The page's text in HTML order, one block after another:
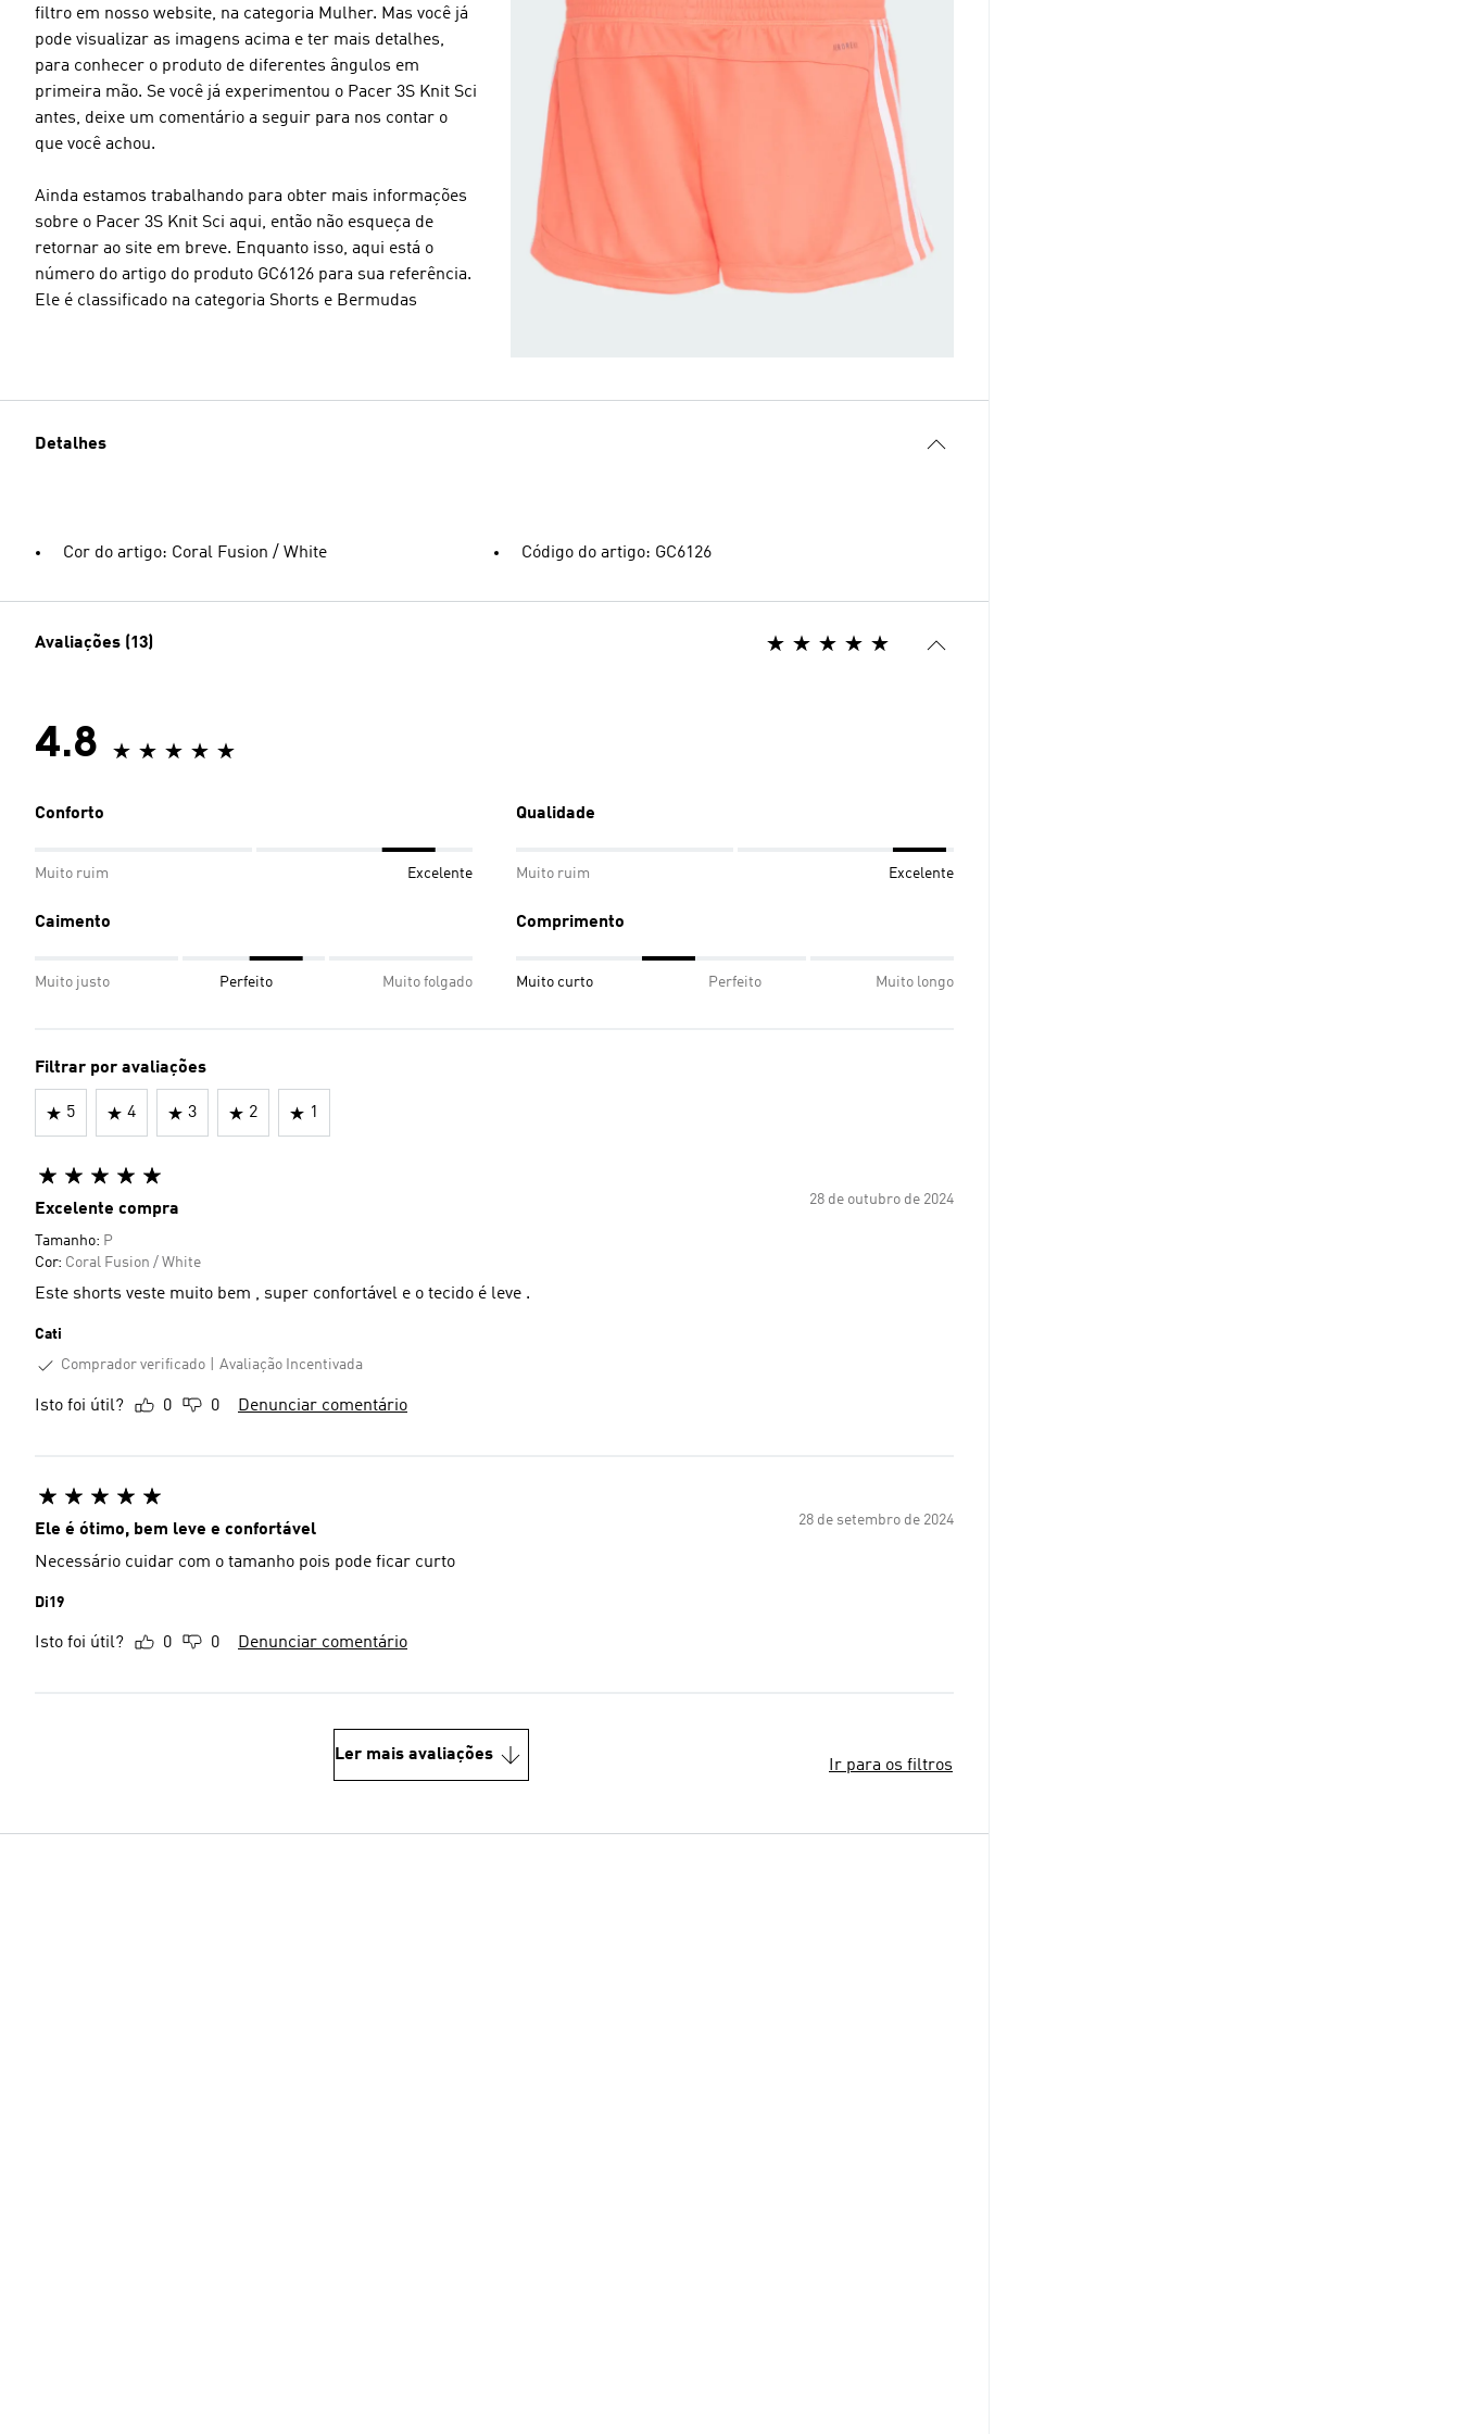
filtro em nosso website, na categoria Mulher. Mas você já
pode visualizar as imagens acima e ter mais detalhes,
para conhecer o produto de diferentes ângulos em
primeira mão. Se você já experimentou o Pacer 3S Knit Sci
antes, deixe um comentário a seguir para nos contar o
que você achou.
Ainda estamos trabalhando para obter mais informações
sobre o Pacer 3S Knit Sci aqui, então não esqueça de
retornar ao site em breve. Enquanto isso, aqui está o
número do artigo do produto GC6126 para sua referência.
Ele é classificado na categoria Shorts e Bermudas
Detalhes
Cor do artigo: Coral Fusion / White Código do artigo: GC6126
Avaliações (13)
4.8
Conforto
Muito ruim Excelente
Qualidade
Muito ruim Excelente
Caimento
Muito justo Perfeito Muito folgado
Comprimento
Muito curto Perfeito Muito longo
Filtrar por avaliações
5 4 3 2 1
28 de outubro de 2024
Excelente compra
Tamanho: P
Cor: Coral Fusion / White
Este shorts veste muito bem , super confortável e o tecido é leve .
Cati
Comprador verificado
Avaliação Incentivada
Isto foi útil? 0 0 Denunciar comentário
28 de setembro de 2024
Ele é ótimo, bem leve e confortável
Necessário cuidar com o tamanho pois pode ficar curto
Di19
Isto foi útil? 0 0 Denunciar comentário
Ler mais avaliações
Ir para os filtros